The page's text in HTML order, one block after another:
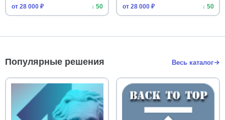
от 28 000 ₽
↓ 50
от 28 000 ₽
↓ 50
Популярные решения Весь каталог